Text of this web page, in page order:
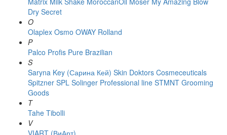
Dry Secret
O
Olaplex Osmo OWAY Rolland
P
Palco Profis Pure Brazilian
S
Saryna Key (Сарина Кей) Skin Doktors Cosmeceuticals
Spitzner SPL Solinger Professional line STMNT Grooming
Goods
T
Tahe Tibolli
V
VIART (ВиАрт)